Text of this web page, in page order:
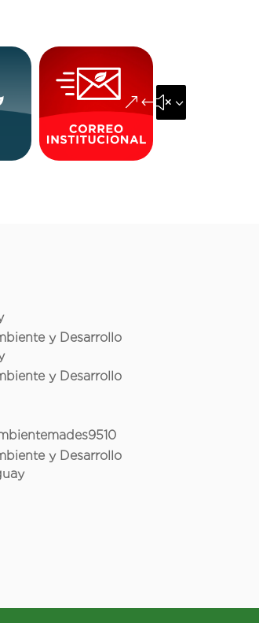
&#x35;
y Desarrollo
y Desarrollo
y Desarrollo